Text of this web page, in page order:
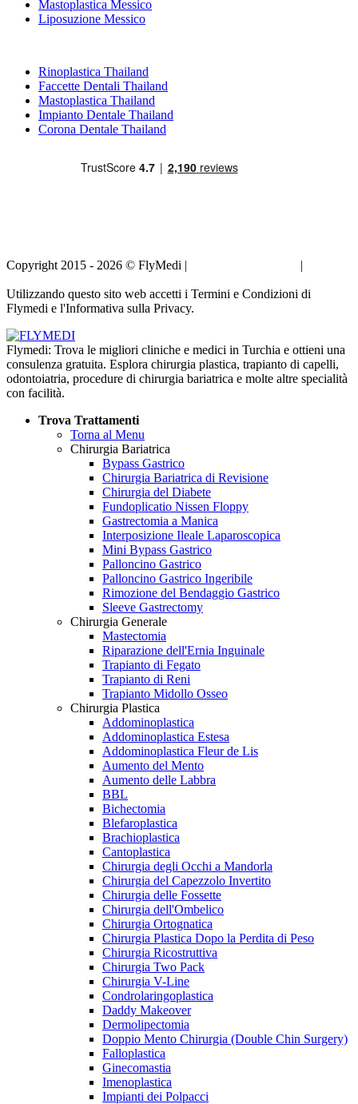
Mastoplastica Messico
Liposuzione Messico
Rinoplastica Thailand
Faccette Dentali Thailand
Mastoplastica Thailand
Impianto Dentale Thailand
Corona Dentale Thailand
Copyright 2015 - 2026 © FlyMedi |
|
Utilizzando questo sito web accetti i Termini e Condizioni di
Flymedi e l'Informativa sulla Privacy.
Flymedi: Trova le migliori cliniche e medici in Turchia e ottieni una
consulenza gratuita. Esplora chirurgia plastica, trapianto di capelli,
odontoiatria, procedure di chirurgia bariatrica e molte altre specialità
con facilità.
Trova Trattamenti
Torna al Menu
Chirurgia Bariatrica
Bypass Gastrico
Chirurgia Bariatrica di Revisione
Chirurgia del Diabete
Fundoplicatio Nissen Floppy
Gastrectomia a Manica
Interposizione Ileale Laparoscopica
Mini Bypass Gastrico
Palloncino Gastrico
Palloncino Gastrico Ingeribile
Rimozione del Bendaggio Gastrico
Sleeve Gastrectomy
Chirurgia Generale
Mastectomia
Riparazione dell'Ernia Inguinale
Trapianto di Fegato
Trapianto di Reni
Trapianto Midollo Osseo
Chirurgia Plastica
Addominoplastica
Addominoplastica Estesa
Addominoplastica Fleur de Lis
Aumento del Mento
Aumento delle Labbra
BBL
Bichectomia
Blefaroplastica
Brachioplastica
Cantoplastica
Chirurgia degli Occhi a Mandorla
Chirurgia del Capezzolo Invertito
Chirurgia delle Fossette
Chirurgia dell'Ombelico
Chirurgia Ortognatica
Chirurgia Plastica Dopo la Perdita di Peso
Chirurgia Ricostruttiva
Chirurgia Two Pack
Chirurgia V-Line
Condrolaringoplastica
Daddy Makeover
Dermolipectomia
Doppio Mento Chirurgia (Double Chin Surgery)
Falloplastica
Ginecomastia
Imenoplastica
Impianti dei Polpacci